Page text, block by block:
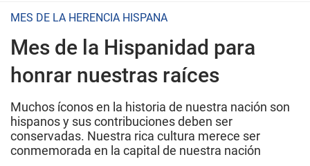
MES DE LA HERENCIA HISPANA
Mes de la Hispanidad para
honrar nuestras raíces
Muchos íconos en la historia de nuestra nación son
hispanos y sus contribuciones deben ser
conservadas. Nuestra rica cultura merece ser
conmemorada en la capital de nuestra nación